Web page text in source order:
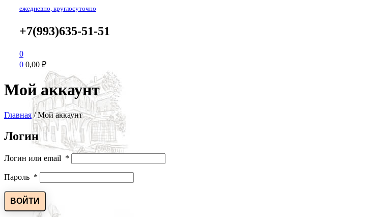
ежедневно, круглосуточно
+7(993)635-51-51
0
0 0,00 ₽
Мой аккаунт
Главная/Мой аккаунт
Логин
Логин или email *
Пароль *
ВОЙТИ